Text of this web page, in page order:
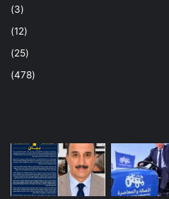
(3)
(12)
(25)
(478)